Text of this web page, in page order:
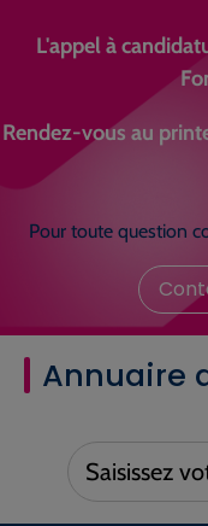
L'appel à
Rendez-vous au
Pour toute question
Annuaire
Saisissez
votre